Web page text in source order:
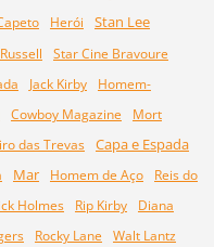
Herói Stan Lee
Star Cine Bravoure
Jack Kirby
Homem-
Cowboy Magazine
Mort
das Trevas Capa e Espada
Mar Homem de Aço
Reis do
Holmes Rip Kirby
Diana
Rocky Lane
Walt Lantz